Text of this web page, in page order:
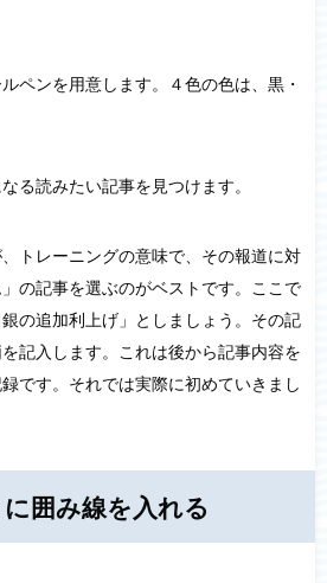
ペンを用意します。４色の色は、黒・
る読みたい記事を見つけます。
トレーニングの意味で、その報道に対
の記事を選ぶのがベストです。ここで
の追加利上げ」としましょう。その記
記入します。これは後から記事内容を
です。それでは実際に初めていきまし
囲み線を入れる